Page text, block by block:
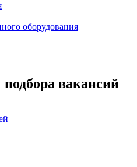
оборудования
вакансий